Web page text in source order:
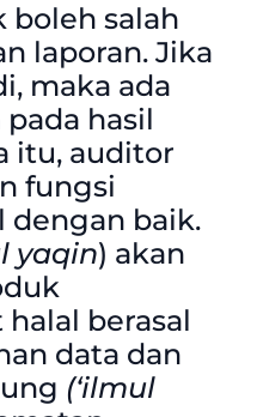
salah
laporan. Jika
maka ada
hasil
itu, auditor
fungsi
dengan baik.
yaqin) akan
berasal
data dan
(‘ilmul